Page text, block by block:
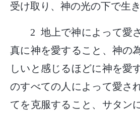
受け取り、神の光の下で生
2 地上で神によって愛
真に神を愛すること、神の
しいと感じるほどに神を愛
のすべての人によって愛さ
てを克服すること、サタン